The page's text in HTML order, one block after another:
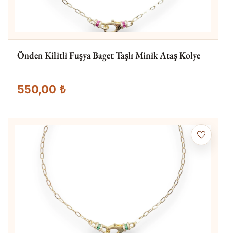
Önden Kilitli Fuşya Baget Taşlı Minik Ataş Kolye
550,00 ₺